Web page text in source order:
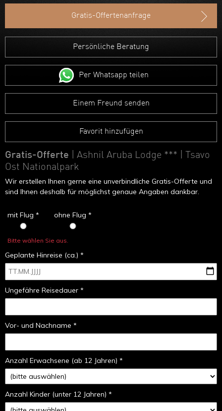
Ruanda
Äthiopien
Madagaskar
Marokko
Gratis-Offertenanfrage
Persönliche Beratung
Per Whatsapp teilen
Einem Freund senden
Favorit hinzufügen
Gratis-Offerte | Ashnil Aruba Lodge ***
| Tsavo
Ost Nationalpark
Wir erstellen Ihnen gerne eine unverbindliche Gratis-Offerte und
sind Ihnen deshalb für möglichst genaue Angaben dankbar.
mit Flug * ohne Flug *
Bitte wählen Sie aus.
Geplante Hinreise (ca.) *
Ungefähre Reisedauer *
Vor- und Nachname *
Anzahl Erwachsene (ab 12 Jahren) *
Anzahl Kinder (unter 12 Jahren) *